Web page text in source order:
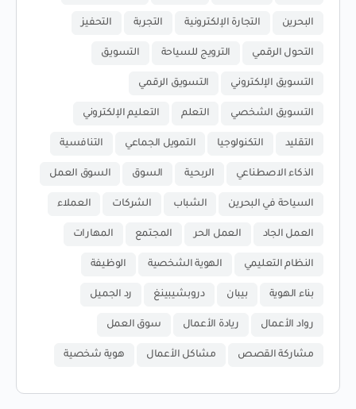
البحرين التجارة الإلكترونية التجربة التحفيز
التحول الرقمي الترويج للسياحة التسويق
التسويق الإلكتروني التسويق الرقمي
التسويق الشخصي التعلم التعليم الإلكتروني
التقليد التكنولوجيا التمويل الجماعي التنافسية
الذكاء الاصطناعي الربحية السوق السوق العمل
السياحة في البحرين الشباب الشركات العملاء
العمل الجاد العمل الحر المجتمع المهارات
النظام التعليمي الهوية الشخصية الوظيفة
بناء الهوية بيبان دروبشيبينغ رد الجميل
رواد الأعمال ريادة الأعمال سوق العمل
مشاركة القصص مشاكل الأعمال هوية شخصية